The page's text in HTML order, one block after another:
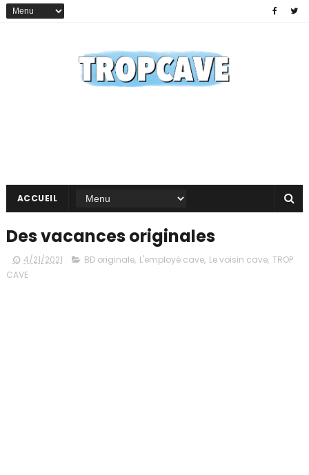
ACCUEIL
Des vacances originales
4/21/2021 BD originale, L'employé cave, Le voisin cave, TROP
CAVE